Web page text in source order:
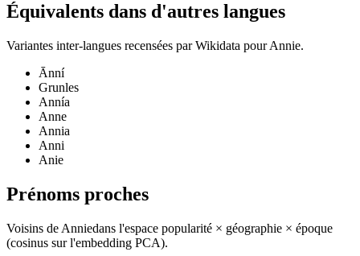
Équivalents dans d'autres langues
Variantes inter-langues recensées par Wikidata pourAnnie.
Ānní
Grunles
Annía
Anne
Annia
Anni
Anie
Prénoms proches
Voisins de Anniedans l'espace popularité × géographie × époque
(cosinus sur l'embedding PCA).